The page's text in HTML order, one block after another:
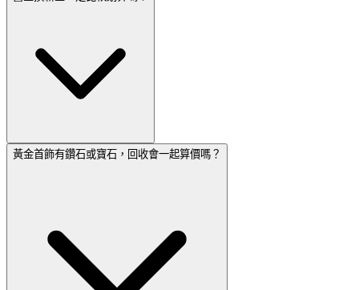
黃金首飾有鑽石或寶石，回收會一起算價嗎？